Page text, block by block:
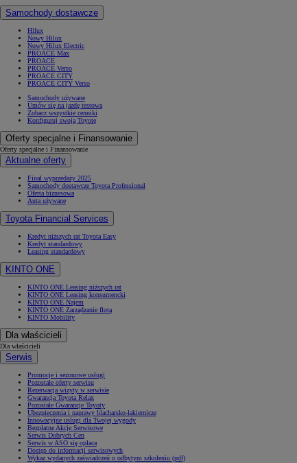
Od81 900 zł
Yaris Cross
HYBRID
Samochody dostawcze
Hilux
Nowy Hilux
Nowy Hilux Electric
PROACE Max
PROACE
PROACE Verso
PROACE CITY
PROACE CITY Verso
Samochody używane
Umów się na jazdę testową
Zobacz wszystkie cenniki
Konfiguruj swoją Toyotę
Oferty specjalne i Finansowanie
Oferty specjalne i Finansowanie
Aktualne oferty
Finał wyprzedaży 2025
Samochody dostawcze Toyota Professional
Oferta biznesowa
Auta używane
Toyota Financial Services
Kredyt niższych rat Toyota Easy
Kredyt standardowy
Leasing standardowy
KINTO ONE
KINTO ONE Leasing niższych rat
KINTO ONE Leasing konsumencki
KINTO ONE Najem
KINTO ONE Zarządzanie flotą
KINTO Mobility
Dla właścicieli
Dla właścicieli
Serwis
Promocje i sezonowe usługi
Pozostałe oferty serwisu
Rezerwacja wizyty w serwisie
Gwarancja Toyota Relax
Pozostałe Gwarancje Toyoty
Ubezpieczenia i naprawy blacharsko-lakiernicze
Innowacyjne usługi dla Twojej wygody
Bezpłatne Akcje Serwisowe
Serwis Dobrych Cen
Serwis w ASO się opłaca
Dostęp do informacji serwisowych
Wykaz wydanych zaświadczeń o odbytym szkoleniu (pdf)